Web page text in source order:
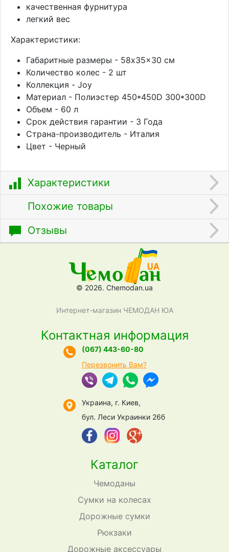
качественная фурнитура
легкий вес
Характеристики:
Габаритные размеры - 58x35x30 см
Количество колес - 2 шт
Коллекция - Joy
Материал - Полиэстер 450*450D 300*300D
Объем - 60 л
Срок действия гарантии - 3 Года
Страна-производитель - Италия
Цвет - Черный
Характеристики
Похожие товары
Отзывы
© 2026. Chemodan.ua
Интернет-магазин ЧЕМОДАН ЮА
Каталог
Чемоданы
Сумки на колесах
Дорожные сумки
Рюкзаки
Дорожные аксессуары
Контактная информация
(067) 443-60-80
Перезвонить Вам?
Украина, г. Киев,
бул. Леси Украинки 26б